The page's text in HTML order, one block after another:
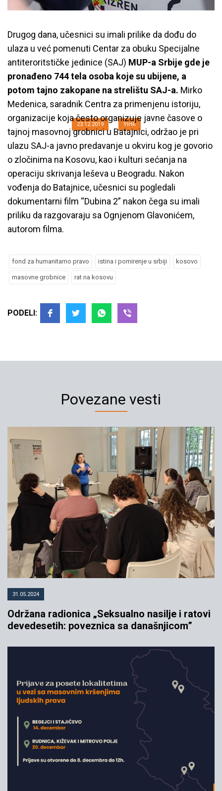
Radionica o tajnim masovnim
grobnicama u Srbiji
23.12.2019 YIHR
Drugog dana, učesnici su imali prilike da dođu do
ulaza u već pomenuti Centar za obuku Specijalne
antiteroritstičke jedinice (SAJ) MUP-a Srbije gde je
pronađeno 744 tela osoba koje su ubijene, a
potom tajno zakopane na strelištu SAJ-a. Mirko
Medenica, saradnik Centra za primenjenu istoriju,
organizacije koja često organizuje javne časove o
tajnoj masovnoj grobnici u Batajnici, održao je pri
ulazu SAJ-a javno predavanje u okviru kog je govorio
o zločinima na Kosovu, kao i kulturi sećanja na
operaciju skrivanja leševa u Beogradu. Nakon
vođenja do Batajnice, učesnici su pogledali
dokumentarni film “Dubina 2” nakon čega su imali
priliku da razgovaraju sa Ognjenom Glavonićem,
autorom filma.
fond za humanitarno pravo istina i pomirenje u srbiji kosovo
masovne grobnice rat na kosovu
PODELI:
Povezane vesti
31.05.2024
Održana radionica „Seksualno nasilje i ratovi
devedesetih: poveznica sa današnjicom”